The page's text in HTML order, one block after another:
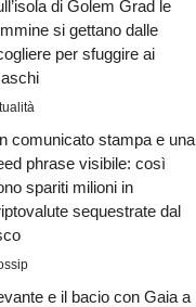
di Golem Grad le
si gettano dalle
per sfuggire ai
comunicato stampa e una
phrase visibile: così
spariti milioni in
sequestrate dal
e il bacio con Gaia a